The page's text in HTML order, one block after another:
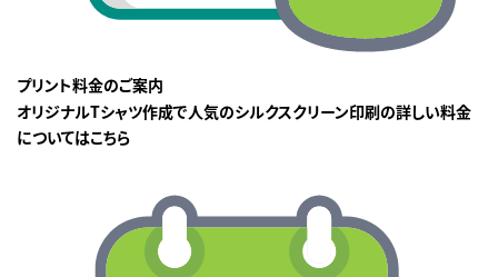
プリント料金のご案内
オリジナルTシャツ作成で人気のシルクスクリーン印刷の詳しい料金
についてはこちら